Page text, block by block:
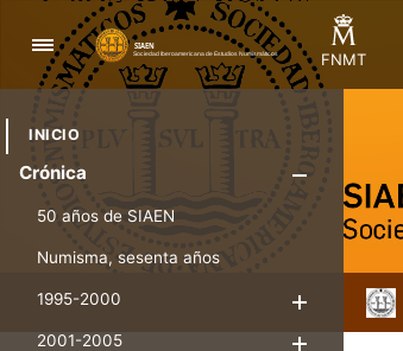
Navegación
FNMT
INICIO
Crónica
50 años de SIAEN
Numisma, sesenta años
1995-2000
2001-2005